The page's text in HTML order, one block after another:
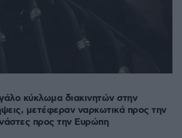
κύκλωμα διακινητών στην
μετέφεραν ναρκωτικά προς την
προς την Ευρώπη